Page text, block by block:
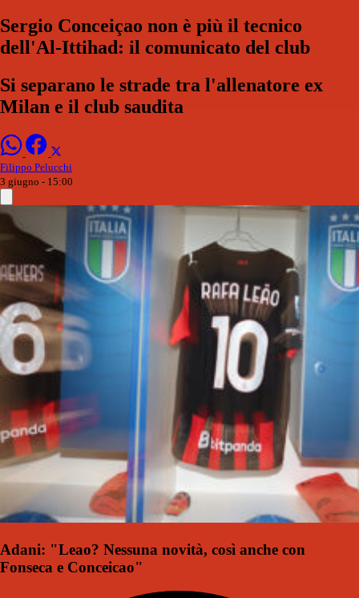
Sergio Conceiçao non è più il tecnico
dell'Al-Ittihad: il comunicato del club
Si separano le strade tra l'allenatore ex
Milan e il club saudita
Filippo Pelucchi
3 giugno - 15:00
Adani: "Leao? Nessuna novità, così anche con
Fonseca e Conceicao"